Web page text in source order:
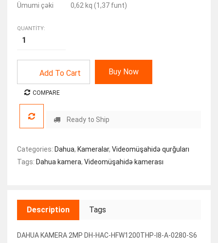
Ümumi çəki
0,62 kq (1,37 funt)
QUANTITY:
Add To Cart Buy Now
COMPARE
Ready to Ship
Categories: Dahua, Kameralar, Videomüşahidə qurğuları
Tags: Dahua kamera, Videomüşahidə kamerası
Description Tags
DAHUA KAMERA 2MP DH-HAC-HFW1200THP-I8-A-0280-S6